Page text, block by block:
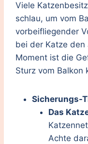
Viele
schlau, um vom
vorbeifliegender
bei der Katze
Moment ist die
Sturz vom Balkon
Sicherungs-
Das
Achte